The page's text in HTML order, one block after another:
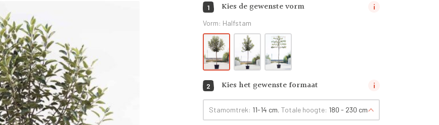
1 Kies de gewenste vorm
Vorm: Halfstam
2 Kies het gewenste formaat
Stamomtrek: 11-14 cm, Totale hoogte: 180 - 230 cm